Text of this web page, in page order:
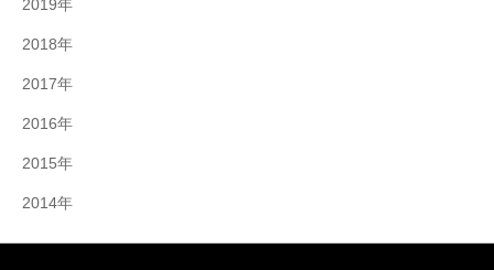
2019年
2018年
2017年
2016年
2015年
2014年